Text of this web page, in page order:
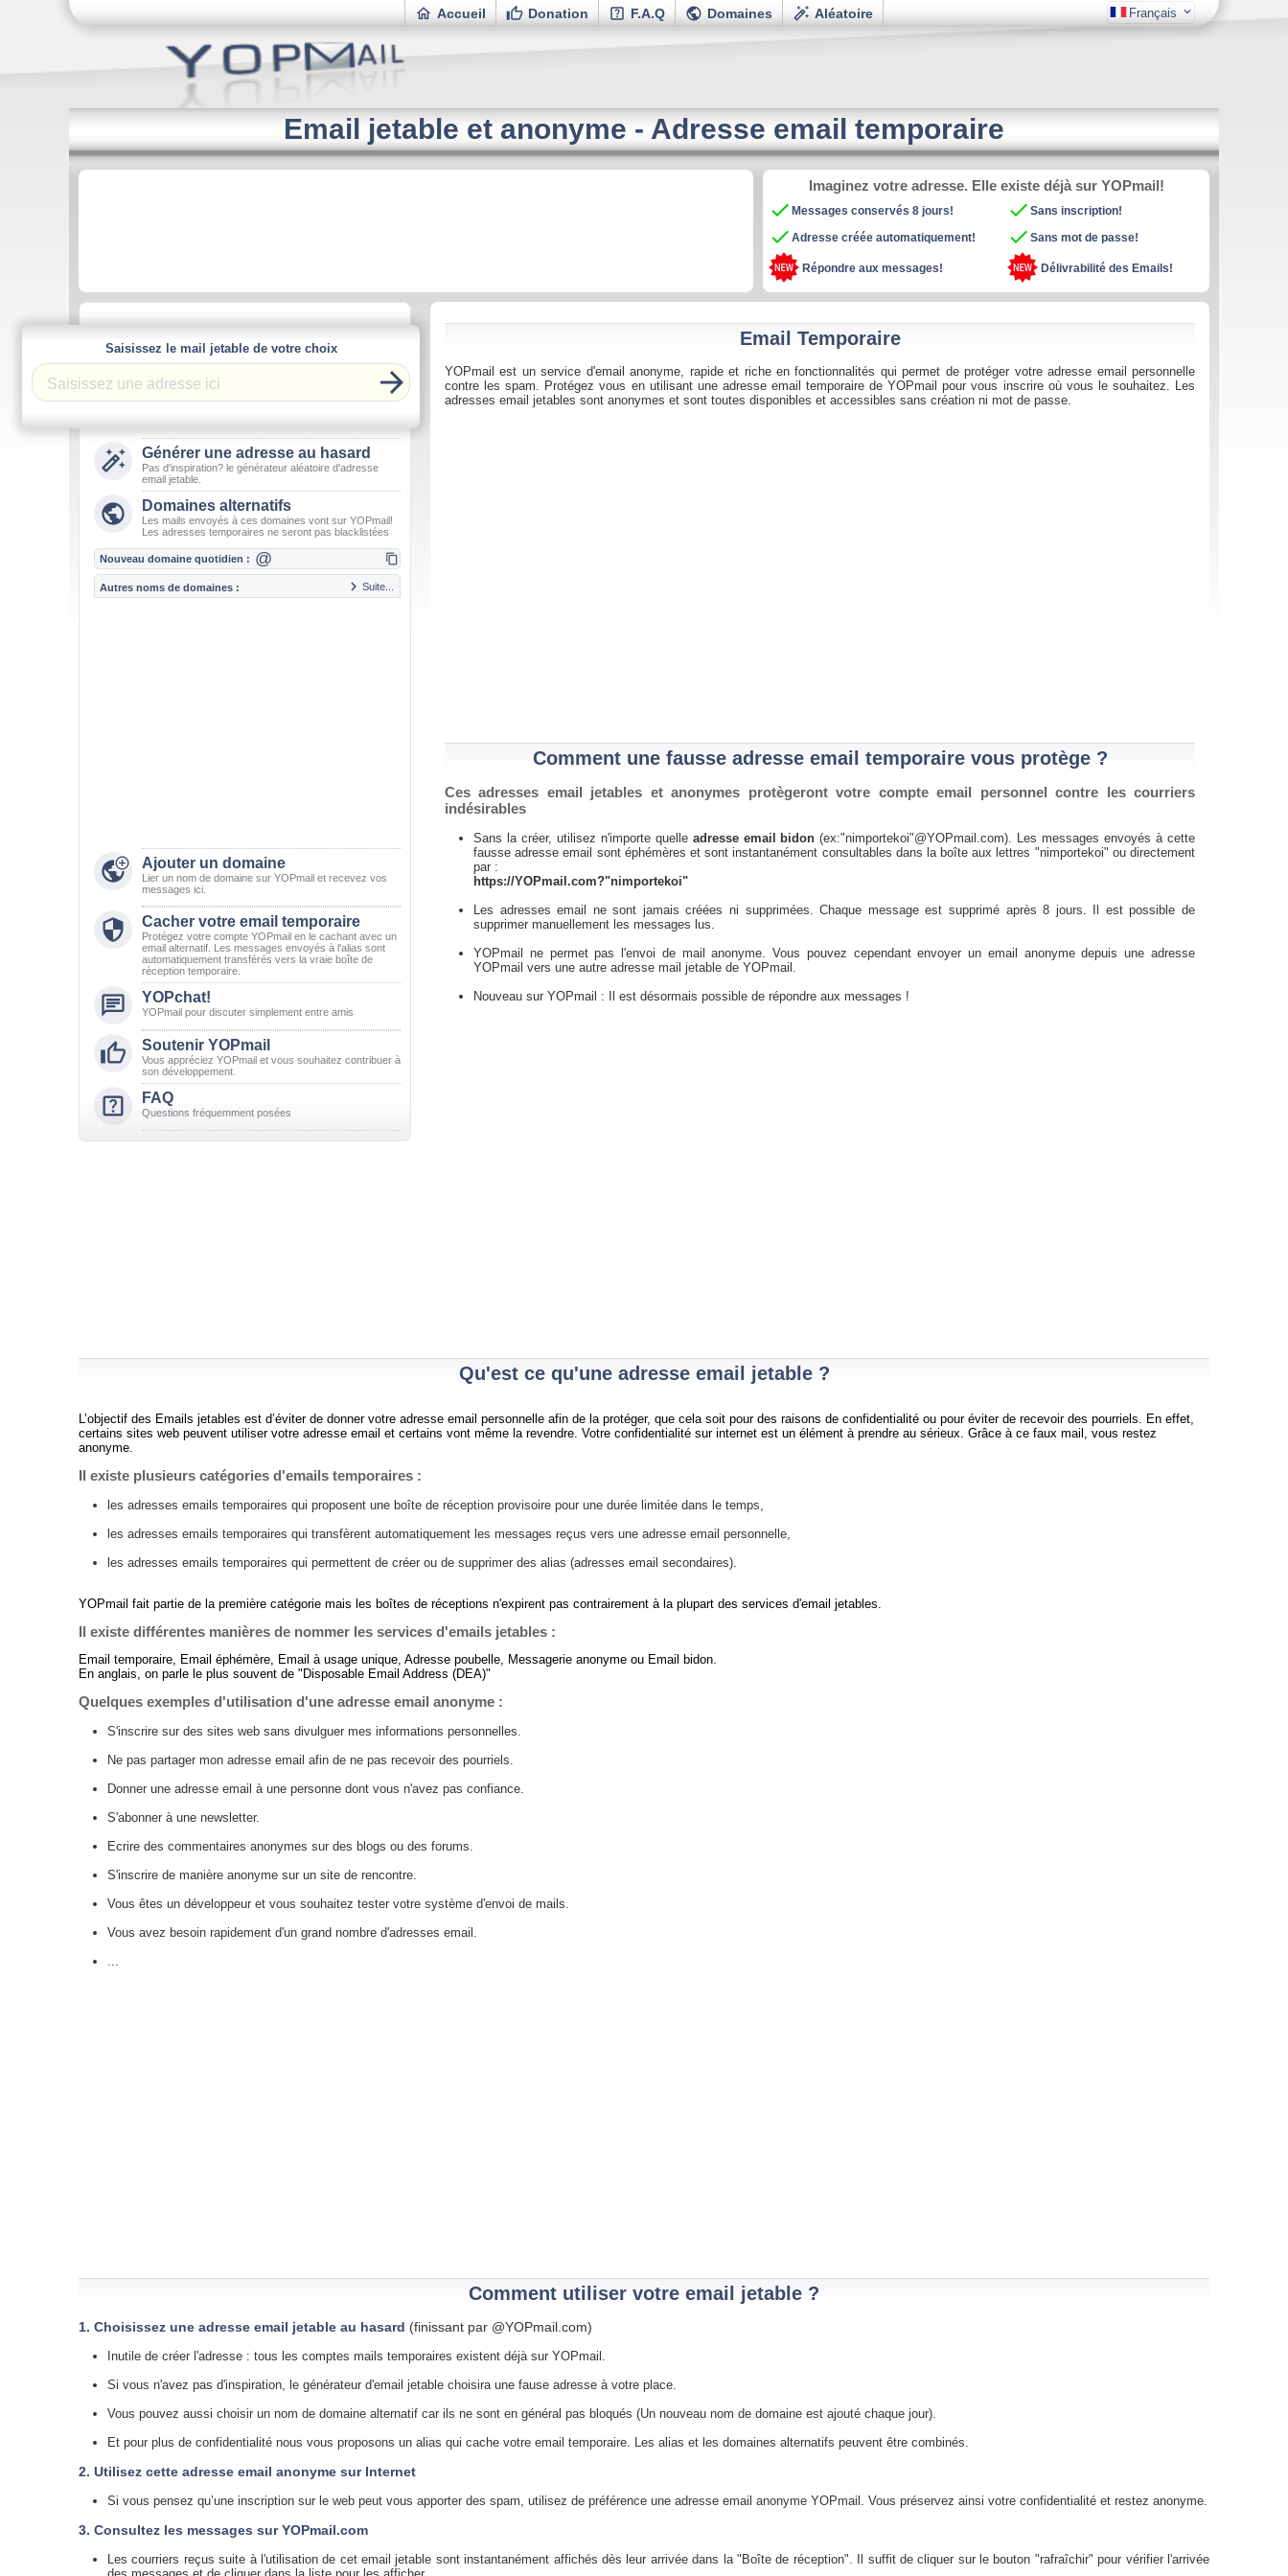
 Accueil  Donation  F.A.Q  Domaines  Aléatoire Français 
Email jetable et anonyme - Adresse email temporaire
Imaginez votre adresse. Elle existe déjà sur YOPmail!
 Messages conservés 8 jours! Sans inscription!
 Adresse créée automatiquement! Sans mot de passe!
Répondre aux messages! Délivrabilité des Emails!
Saisissez le mail jetable de votre choix

 Générer une adresse au hasard
Pas d'inspiration? le générateur aléatoire d'adresse
email jetable.
 Domaines alternatifs
Les mails envoyés à ces domaines vont sur YOPmail!
Les adresses temporaires ne seront pas blacklistées
Nouveau domaine quotidien : @ 
Autres noms de domaines :  Suite...

 Ajouter un domaine
Lier un nom de domaine sur YOPmail et recevez vos
messages ici.
 Cacher votre email temporaire
Protégez votre compte YOPmail en le cachant avec un
email alternatif. Les messages envoyés à l'alias sont
automatiquement transférés vers la vraie boîte de
réception temporaire.
 YOPchat!
YOPmail pour discuter simplement entre amis
 Soutenir YOPmail
Vous appréciez YOPmail et vous souhaitez contribuer à
son développement.
 FAQ
Questions fréquemment posées
Email Temporaire
YOPmail est un service d'email anonyme, rapide et riche en fonctionnalités qui permet de protéger votre adresse email personnelle
contre les spam. Protégez vous en utilisant une adresse email temporaire de YOPmail pour vous inscrire où vous le souhaitez. Les
adresses email jetables sont anonymes et sont toutes disponibles et accessibles sans création ni mot de passe.
Comment une fausse adresse email temporaire vous protège ?
Ces adresses email jetables et anonymes protègeront votre compte email personnel contre les courriers
indésirables
Sans la créer, utilisez n'importe quelle adresse email bidon (ex:"nimportekoi"@YOPmail.com). Les messages envoyés à cette
fausse adresse email sont éphémères et sont instantanément consultables dans la boîte aux lettres "nimportekoi" ou directement
par :
https://YOPmail.com?"nimportekoi"
Les adresses email ne sont jamais créées ni supprimées. Chaque message est supprimé après 8 jours. Il est possible de
supprimer manuellement les messages lus.
YOPmail ne permet pas l'envoi de mail anonyme. Vous pouvez cependant envoyer un email anonyme depuis une adresse
YOPmail vers une autre adresse mail jetable de YOPmail.
Nouveau sur YOPmail : Il est désormais possible de répondre aux messages !
Qu'est ce qu'une adresse email jetable ?
L’objectif des Emails jetables est d’éviter de donner votre adresse email personnelle afin de la protéger, que cela soit pour des raisons de confidentialité ou pour éviter de recevoir des pourriels. En effet,
certains sites web peuvent utiliser votre adresse email et certains vont même la revendre. Votre confidentialité sur internet est un élément à prendre au sérieux. Grâce à ce faux mail, vous restez
anonyme.
Il existe plusieurs catégories d'emails temporaires :
les adresses emails temporaires qui proposent une boîte de réception provisoire pour une durée limitée dans le temps,
les adresses emails temporaires qui transfèrent automatiquement les messages reçus vers une adresse email personnelle,
les adresses emails temporaires qui permettent de créer ou de supprimer des alias (adresses email secondaires).
YOPmail fait partie de la première catégorie mais les boîtes de réceptions n'expirent pas contrairement à la plupart des services d'email jetables.
Il existe différentes manières de nommer les services d'emails jetables :
Email temporaire, Email éphémère, Email à usage unique, Adresse poubelle, Messagerie anonyme ou Email bidon.
En anglais, on parle le plus souvent de "Disposable Email Address (DEA)"
Quelques exemples d'utilisation d'une adresse email anonyme :
S'inscrire sur des sites web sans divulguer mes informations personnelles.
Ne pas partager mon adresse email afin de ne pas recevoir des pourriels.
Donner une adresse email à une personne dont vous n'avez pas confiance.
S'abonner à une newsletter.
Ecrire des commentaires anonymes sur des blogs ou des forums.
S'inscrire de manière anonyme sur un site de rencontre.
Vous êtes un développeur et vous souhaitez tester votre système d'envoi de mails.
Vous avez besoin rapidement d'un grand nombre d'adresses email.
...
Comment utiliser votre email jetable ?
1. Choisissez une adresse email jetable au hasard (finissant par @YOPmail.com)
Inutile de créer l'adresse : tous les comptes mails temporaires existent déjà sur YOPmail.
Si vous n'avez pas d'inspiration, le générateur d'email jetable choisira une fause adresse à votre place.
Vous pouvez aussi choisir un nom de domaine alternatif car ils ne sont en général pas bloqués (Un nouveau nom de domaine est ajouté chaque jour).
Et pour plus de confidentialité nous vous proposons un alias qui cache votre email temporaire. Les alias et les domaines alternatifs peuvent être combinés.
2. Utilisez cette adresse email anonyme sur Internet
Si vous pensez qu’une inscription sur le web peut vous apporter des spam, utilisez de préférence une adresse email anonyme YOPmail. Vous préservez ainsi votre confidentialité et restez anonyme.
3. Consultez les messages sur YOPmail.com
Les courriers reçus suite à l'utilisation de cet email jetable sont instantanément affichés dès leur arrivée dans la "Boîte de réception". Il suffit de cliquer sur le bouton "rafraîchir" pour vérifier l'arrivée